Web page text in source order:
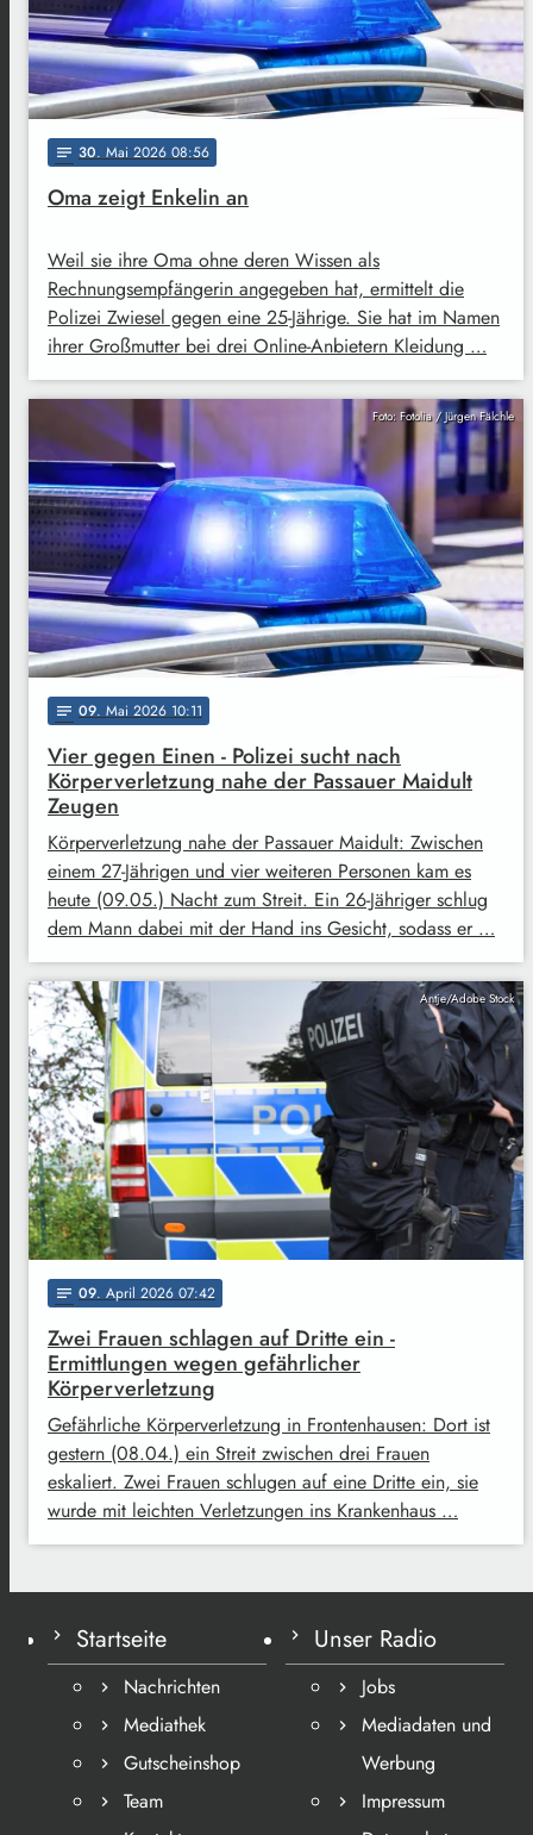
notes 30. Mai 2026 08:56
Oma zeigt Enkelin an
Weil sie ihre Oma ohne deren Wissen als
Rechnungsempfängerin angegeben hat, ermittelt die
Polizei Zwiesel gegen eine 25-Jährige. Sie hat im Namen
ihrer Großmutter bei drei Online-Anbietern Kleidung …
Foto: Fotolia / Jürgen Fälchle
notes 09. Mai 2026 10:11
Vier gegen Einen - Polizei sucht nach
Körperverletzung nahe der Passauer Maidult
Zeugen
Körperverletzung nahe der Passauer Maidult: Zwischen
einem 27-Jährigen und vier weiteren Personen kam es
heute (09.05.) Nacht zum Streit. Ein 26-Jähriger schlug
dem Mann dabei mit der Hand ins Gesicht, sodass er …
Antje/Adobe Stock
notes 09. April 2026 07:42
Zwei Frauen schlagen auf Dritte ein -
Ermittlungen wegen gefährlicher
Körperverletzung
Gefährliche Körperverletzung in Frontenhausen: Dort ist
gestern (08.04.) ein Streit zwischen drei Frauen
eskaliert. Zwei Frauen schlugen auf eine Dritte ein, sie
wurde mit leichten Verletzungen ins Krankenhaus …
Startseite
Nachrichten
Mediathek
Gutscheinshop
Team
Unser Radio
Jobs
Mediadaten und
Werbung
Impressum